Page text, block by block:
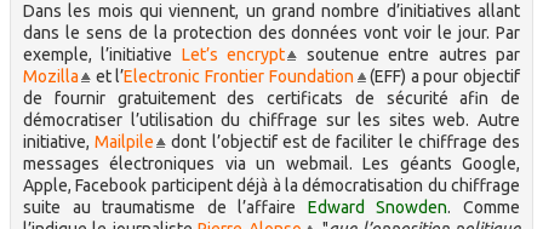
Dans les mois qui viennent, un grand nombre d’initiatives allant
dans le sens de la protection des données vont voir le jour. Par
exemple, l’initiative Let’s encrypt
soutenue entre autres par
Mozilla
et l’Electronic Frontier Foundation
(EFF) a pour objectif
de fournir gratuitement des certificats de sécurité afin de
démocratiser l’utilisation du chiffrage sur les sites web. Autre
initiative,Mailpile
dont l’objectif est de faciliter le chiffrage des
messages électroniques via un webmail. Les géants Google,
Apple, Facebook participent déjà à la démocratisation du chiffrage
suite au traumatisme de l’affaire Edward Snowden. Comme